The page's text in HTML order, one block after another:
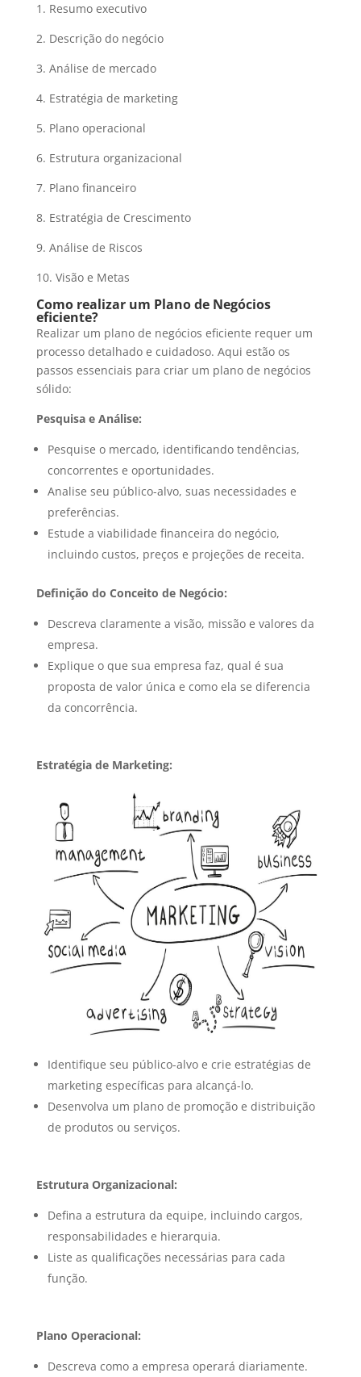
1. Resumo executivo
2. Descrição do negócio
3. Análise de mercado
4. Estratégia de marketing
5. Plano operacional
6. Estrutura organizacional
7. Plano financeiro
8. Estratégia de Crescimento
9. Análise de Riscos
10. Visão e Metas
Como realizar um Plano de Negócios
eficiente?
Realizar um plano de negócios eficiente requer um
processo detalhado e cuidadoso. Aqui estão os
passos essenciais para criar um plano de negócios
sólido:
Pesquisa e Análise:
Pesquise o mercado, identificando tendências,
concorrentes e oportunidades.
Analise seu público-alvo, suas necessidades e
preferências.
Estude a viabilidade financeira do negócio,
incluindo custos, preços e projeções de receita.
Definição do Conceito de Negócio:
Descreva claramente a visão, missão e valores da
empresa.
Explique o que sua empresa faz, qual é sua
proposta de valor única e como ela se diferencia
da concorrência.
Estratégia de Marketing:
Identifique seu público-alvo e crie estratégias de
marketing específicas para alcançá-lo.
Desenvolva um plano de promoção e distribuição
de produtos ou serviços.
Estrutura Organizacional:
Defina a estrutura da equipe, incluindo cargos,
responsabilidades e hierarquia.
Liste as qualificações necessárias para cada
função.
Plano Operacional:
Descreva como a empresa operará diariamente.